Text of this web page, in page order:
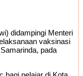
didampingi Menteri
vaksinasi
pada